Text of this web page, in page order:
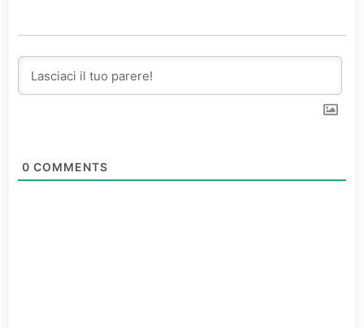
0 COMMENTS